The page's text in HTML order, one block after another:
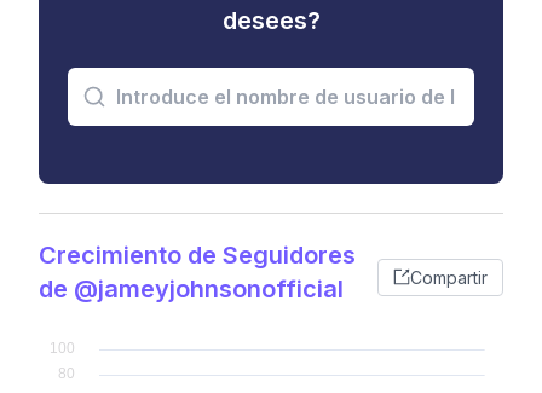
desees?
Crecimiento de Seguidores
de @jameyjohnsonofficial
Compartir